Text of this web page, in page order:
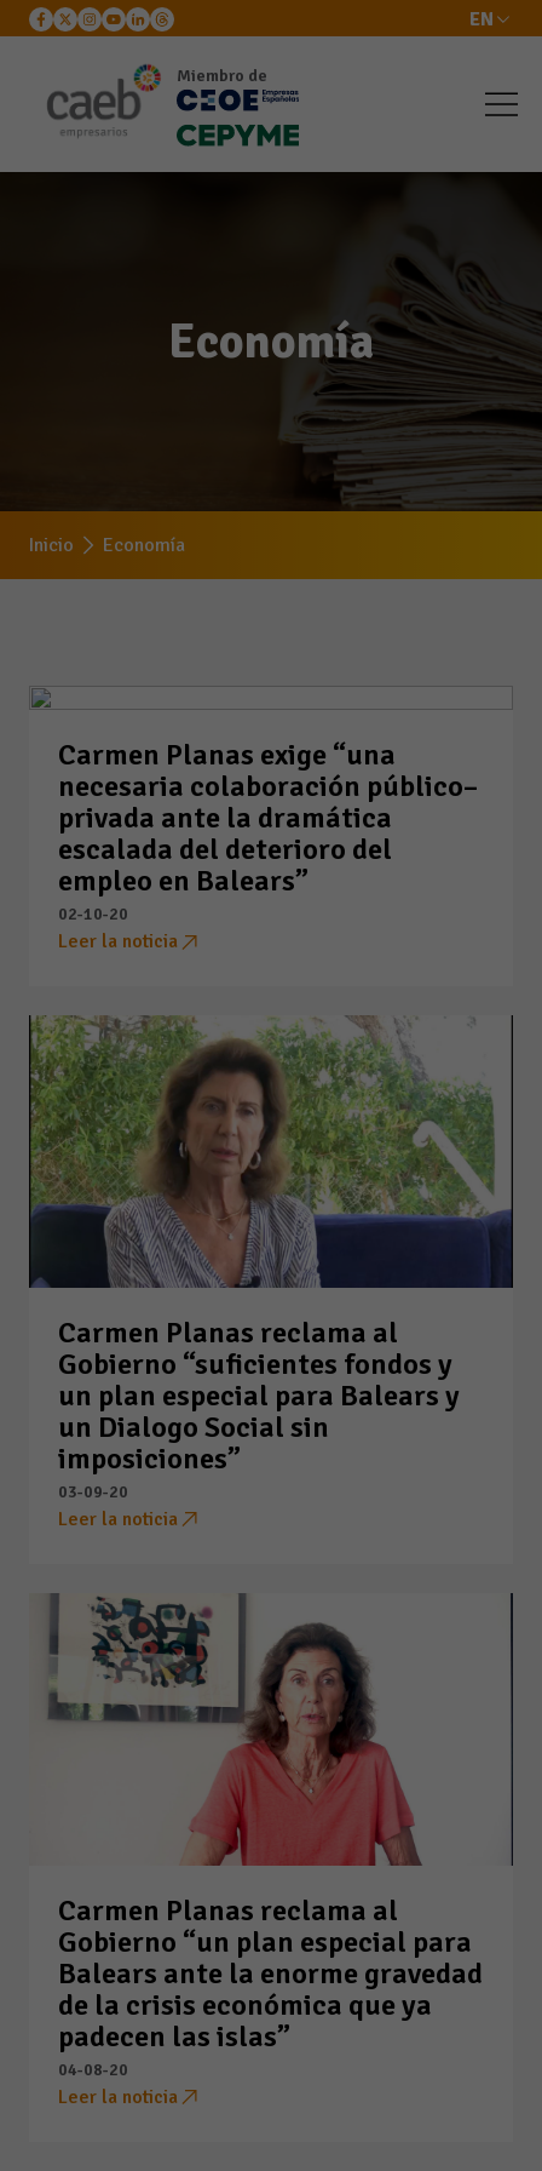
EN
Miembro de
Economía
Inicio Economía
Carmen Planas exige “una
necesaria colaboración público–
privada ante la dramática
escalada del deterioro del
empleo en Balears”
02-10-20
Leer la noticia
Carmen Planas reclama al
Gobierno “suficientes fondos y
un plan especial para Balears y
un Dialogo Social sin
imposiciones”
03-09-20
Leer la noticia
Carmen Planas reclama al
Gobierno “un plan especial para
Balears ante la enorme gravedad
de la crisis económica que ya
padecen las islas”
04-08-20
Leer la noticia